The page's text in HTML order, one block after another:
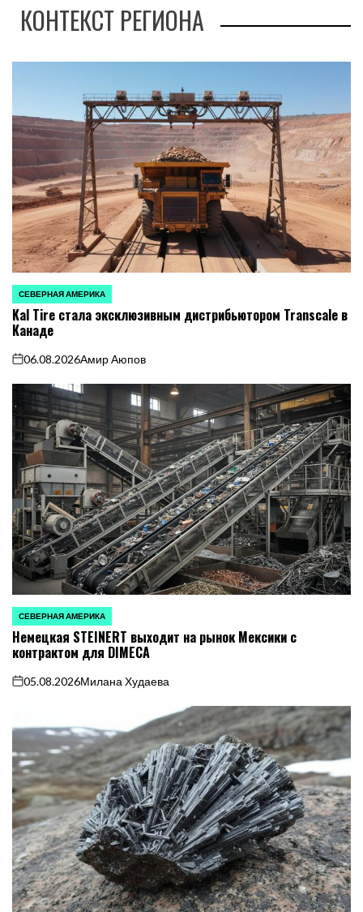
КОНТЕКСТ РЕГИОНА
ОПУБЛИКОВАНО
В
СЕВЕРНАЯ АМЕРИКА
Kal Tire стала эксклюзивным дистрибьютором Transcale в
Канаде
on
06.08.2026Амир Аюпов
ОПУБЛИКОВАНО
В
СЕВЕРНАЯ АМЕРИКА
Немецкая STEINERT выходит на рынок Мексики с
контрактом для DIMECA
on
05.08.2026Милана Худаева